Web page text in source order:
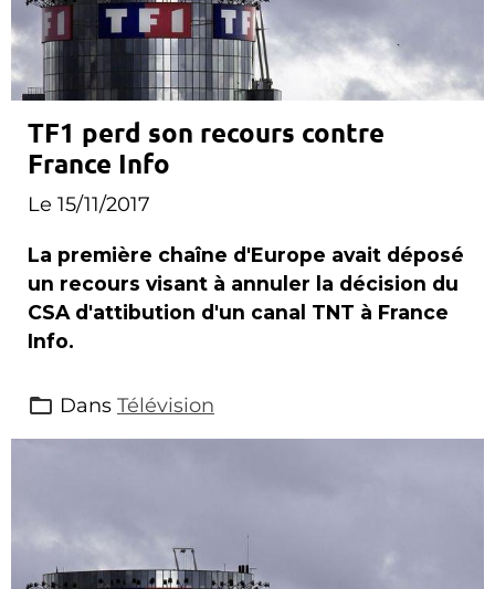
TF1 perd son recours contre
France Info
Le 15/11/2017
La première chaîne d'Europe avait déposé
un recours visant à annuler la décision du
CSA d'attibution d'un canal TNT à France
Info.
Dans Télévision